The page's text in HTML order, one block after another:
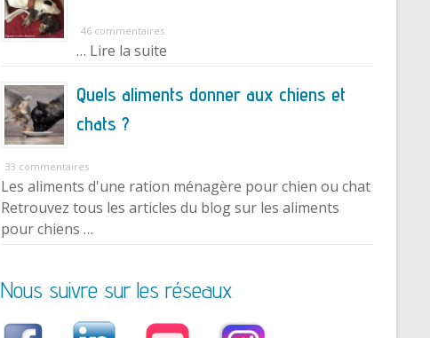
46 commentaires
… Lire la suite
Quels aliments donner aux chiens et
chats ?
33 commentaires
Les aliments d'une ration ménagère pour chien ou chat
Retrouvez tous les articles du blog sur les aliments
pour chiens …
Nous suivre sur les réseaux